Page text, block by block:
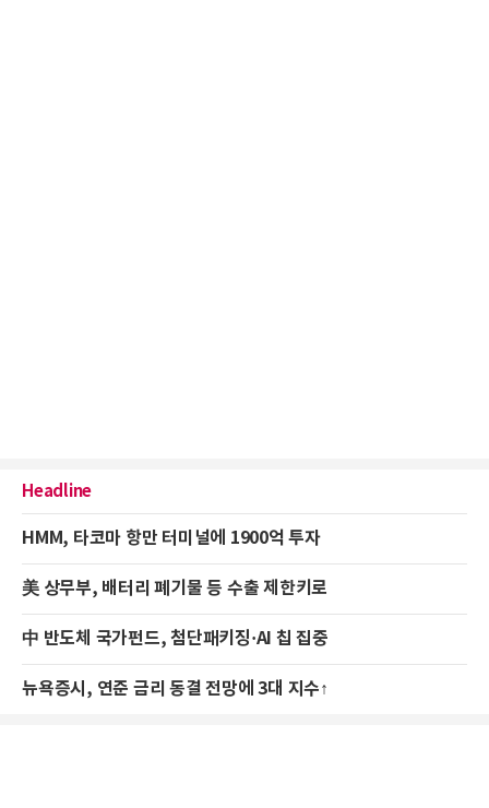
Headline
HMM, 타코마 항만 터미널에 1900억 투자
美 상무부, 배터리 폐기물 등 수출 제한키로
中 반도체 국가펀드, 첨단패키징·AI 칩 집중
뉴욕증시, 연준 금리 동결 전망에 3대 지수↑